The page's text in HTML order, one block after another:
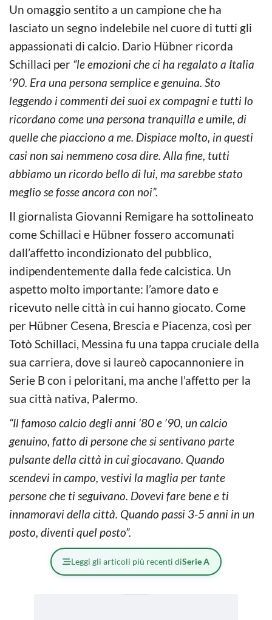
Un omaggio sentito a un campione che ha
lasciato un segno indelebile nel cuore di tutti gli
appassionati di calcio. Dario Hübner ricorda
Schillaci per “le emozioni che ci ha regalato a Italia
’90. Era una persona semplice e genuina. Sto
leggendo i commenti dei suoi ex compagni e tutti lo
ricordano come una persona tranquilla e umile, di
quelle che piacciono a me. Dispiace molto, in questi
casi non sai nemmeno cosa dire. Alla fine, tutti
abbiamo un ricordo bello di lui, ma sarebbe stato
meglio se fosse ancora con noi”.
Il giornalista Giovanni Remigare ha sottolineato
come Schillaci e Hübner fossero accomunati
dall’affetto incondizionato del pubblico,
indipendentemente dalla fede calcistica. Un
aspetto molto importante: l’amore dato e
ricevuto nelle città in cui hanno giocato. Come
per Hübner Cesena, Brescia e Piacenza, così per
Totò Schillaci, Messina fu una tappa cruciale della
sua carriera, dove si laureò capocannoniere in
Serie B con i peloritani, ma anche l’affetto per la
sua città nativa, Palermo.
“Il famoso calcio degli anni ’80 e ’90, un calcio
genuino, fatto di persone che si sentivano parte
pulsante della città in cui giocavano. Quando
scendevi in campo, vestivi la maglia per tante
persone che ti seguivano. Dovevi fare bene e ti
innamoravi della città. Quando passi 3-5 anni in un
posto, diventi quel posto”.
Leggi gli articoli più recenti diSerie A